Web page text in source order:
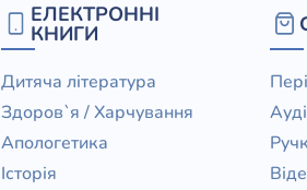
ЕЛЕКТРОННІ
КНИГИ
Дитяча література
Здоров`я / Харчування
Апологетика
Історія